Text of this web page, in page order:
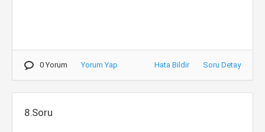
0 Yorum Yorum Yap Hata Bildir Soru Detay
8.Soru